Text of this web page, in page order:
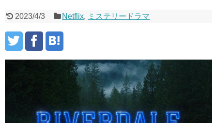
2023/4/3 Netflix, ミステリードラマ